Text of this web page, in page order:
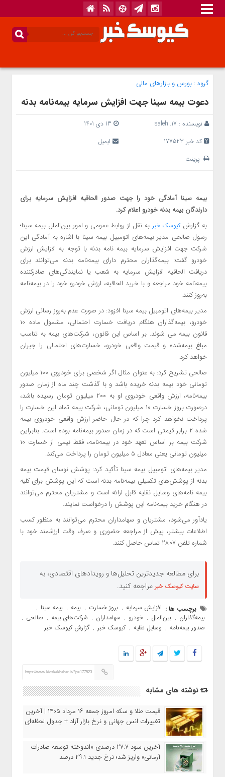
گروه : بورس و بازار‌های مالی
دعوت بیمه سینا جهت افزایش سرمایه بیمه‌نامه بدنه
نویسنده : salehi.17
کد خبر 177523
ایمیل
پرینت
بیمه سینا آمادگی خود را جهت صدور الحاقیه افزایش سرمایه برای
دارندگان بیمه بدنه خودرو اعلام کرد.
به گزارش کیوسک خبر به نقل از روابط عمومی و امور بین‌الملل بیمه سینا؛
رسول صالحی مدیر بیمه‌های اتومبیل بیمه سینا با اشاره به آمادگی این
شرکت جهت افزایش سرمایه بیمه‌ نامه بدنه با توجه به افزایش ارزش
خودرو گفت: بیمه‌گذاران محترم دارای بیمه‌نامه بدنه می‌توانند برای
دریافت الحاقیه افزایش سرمایه به شعب یا نمایندگی‌های صادرکننده
بیمه‌نامه خود مراجعه و با خرید الحاقیه، ارزش خودرو خود را در بیمه‌نامه
به‌روز کنند.
مدیر بیمه‌های اتومبیل بیمه سینا افزود: در صورت عدم به‌روز رسانی ارزش
خودرو، بیمه‌گذاران هنگام دریافت خسارت احتمالی، مشمول ماده ۱۰
قانون بیمه می شوند. بر اساس این قانون، شرکت‌های بیمه به تناسب
مبلغ بیمه‌شده و قیمت واقعی خودرو، خسارت‌های احتمالی را جبران
خواهد کرد.
صالحی تشریح کرد: به عنوان مثال اگر شخصی برای خودروی ۱۰۰ میلیون
تومانی خود بیمه بدنه خریده باشد و با گذشت چند ماه از زمان صدور
بیمه‌نامه، ارزش واقعی خودروی او به ۲۰۰ میلیون تومان رسیده باشد،
درصورت بروز خسارت ۱۰ میلیون تومانی، شرکت بیمه تمام این خسارت را
پرداخت نخواهد کرد چرا که در حال حاضر ارزش واقعی خودروی بیمه
شده ۲ برابر قیمتی است که در زمان صدور بیمه‌نامه بوده است. بنابراین
شرکت بیمه بر اساس تعهد خود در ‌‌بیمه‌نامه، فقط نیمی از خسارت ۱۰
میلیون تومانی یعنی معادل ۵ میلیون تومان را پرداخت می‌کند.
مدیر بیمه‌های اتومبیل بیمه سینا تأکید کرد: پوشش نوسان قیمت بیمه
بدنه از پوشش‌های تکمیلی بیمه‌نامه بدنه است که این پوشش برای کلیه
بیمه نامه‌های وسایل نقلیه قابل ارائه است و مشتریان محترم می‌توانند
در هنگام خرید بیمه‌نامه این پوشش را درخواست نمایند.
یادآور می‌شود، مشتریان و سهامداران محترم می‌توانند به منظور کسب
اطلاعات بیشتر، پیش از مراجعه حضوری و صرف وقت ارزشمند خود با
شماره تلفن ۲۸۰۷ تماس حاصل کنند.
برای مطالعه جدیدترین تحلیل‌ها و رویدادهای اقتصادی، به
سایت کیوسک خبر مراجعه کنید.
برچسب ها : افزایش سرمایه , بروز خسارت , بیمه , بیمه سینا ,
بیمه‌گذاران , بین‌الملل , خودرو , سهامداران , شرکت‌های بیمه , صالحی ,
صدور بیمه‌نامه , وسایل نقلیه , کیوسک خبر , گزارش کیوسک خبر
https://www.kioskekhabar.ir/?p=177523
نوشته های مشابه
قیمت طلا و سکه امروز جمعه ۱۶ مرداد ۱۴۰۵ | آخرین
تغییرات انس جهانی و نرخ بازار آزاد + جدول لحظه‌ای
آخرین سود ۲۷.۷ درصدی «اندوخته توسعه صادرات
آرمانی» واریز شد؛ نرخ جدید ۲۹.۱ درصد